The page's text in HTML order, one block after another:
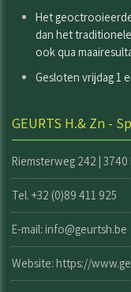
Het
dan het
ook qua
Gesloten vrijdag 1
GEURTS H.& Zn -
Riemsterweg 242 | 3740
Tel. +32 (0)89 411 925
E-mail: info@geurtsh.be
Website: https://